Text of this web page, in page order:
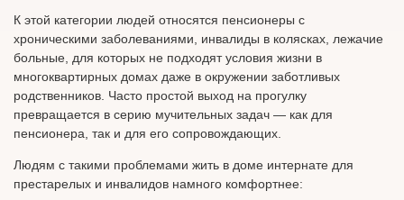
К этой категории людей относятся пенсионеры с
хроническими заболеваниями, инвалиды в колясках, лежачие
больные, для которых не подходят условия жизни в
многоквартирных домах даже в окружении заботливых
родственников. Часто простой выход на прогулку
превращается в серию мучительных задач — как для
пенсионера, так и для его сопровождающих.
Людям с такими проблемами жить в доме интернате для
престарелых и инвалидов намного комфортнее: